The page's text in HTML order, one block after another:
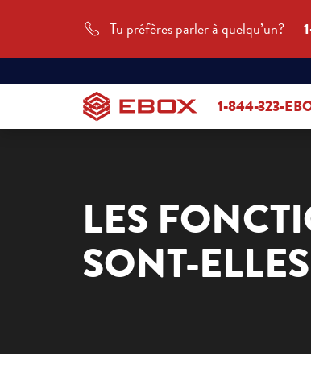
Tu préfères parler à quelqu’un?
1-844-323-
LES
SONT-